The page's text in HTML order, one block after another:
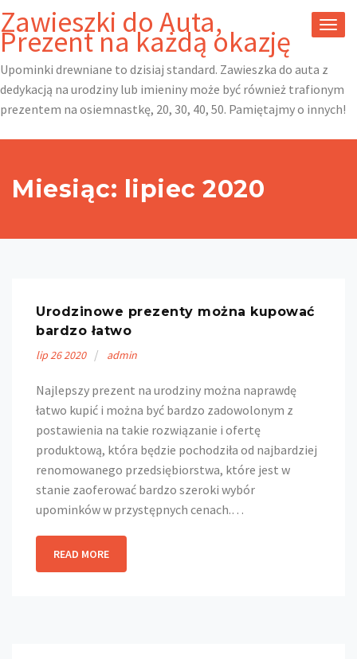
Skip
to
content
Zawieszki do Auta,
Prezent na każdą okazję
Upominki drewniane to dzisiaj standard. Zawieszka do auta z
dedykacją na urodziny lub imieniny może być również trafionym
prezentem na osiemnastkę, 20, 30, 40, 50. Pamiętajmy o innych!
Miesiąc: lipiec 2020
Urodzinowe prezenty można kupować
bardzo łatwo
lip262020 admin
Najlepszy prezent na urodziny można naprawdę
łatwo kupić i można być bardzo zadowolonym z
postawienia na takie rozwiązanie i ofertę
produktową, która będzie pochodziła od najbardziej
renomowanego przedsiębiorstwa, które jest w
stanie zaoferować bardzo szeroki wybór
upominków w przystępnych cenach.…
READ MORE